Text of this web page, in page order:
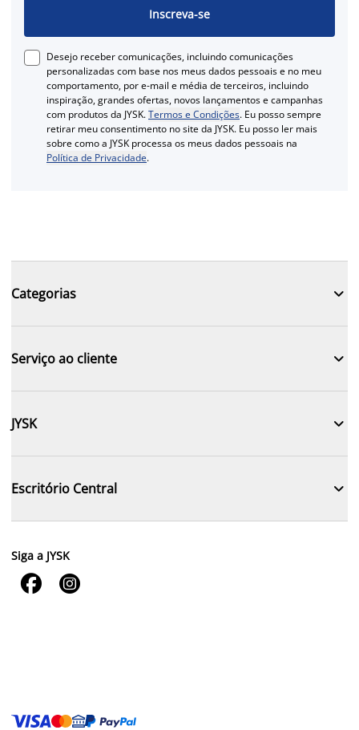
Inscreva-se
Desejo receber comunicações, incluindo comunicações
personalizadas com base nos meus dados pessoais e no meu
comportamento, por e-mail e média de terceiros, incluindo
inspiração, grandes ofertas, novos lançamentos e campanhas
com produtos da JYSK.Termos e Condições. Eu posso sempre
retirar meu consentimento no site da JYSK. Eu posso ler mais
sobre como a JYSK processa os meus dados pessoais na
Política de Privacidade.
Categorias 
Serviço ao cliente 
JYSK 
Escritório Central 
Siga a JYSK
 